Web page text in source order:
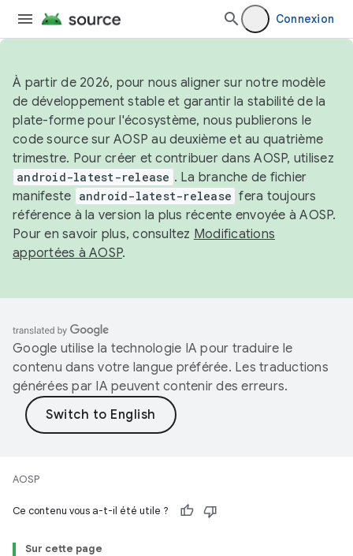
Connexion
À partir de 2026, pour nous aligner sur notre modèle
de développement stable et garantir la stabilité de la
plate-forme pour l'écosystème, nous publierons le
code source sur AOSP au deuxième et au quatrième
trimestre. Pour créer et contribuer dans AOSP, utilisez
android-latest-release . La branche de fichier
manifeste android-latest-release fera toujours
référence à la version la plus récente envoyée à AOSP.
Pour en savoir plus, consultez Modifications
apportées à AOSP.
Google utilise la technologie IA pour traduire le
contenu dans votre langue préférée. Les traductions
générées par IA peuvent contenir des erreurs.
AOSP
Ce contenu vous a-t-il été utile ?
Sur cette page